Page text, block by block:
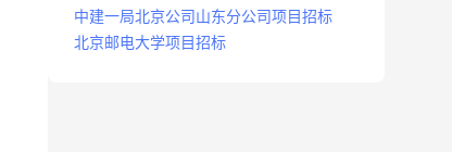
能项目招标公告
中建一局北京公司山东分公司项目招标
北京邮电大学项目招标